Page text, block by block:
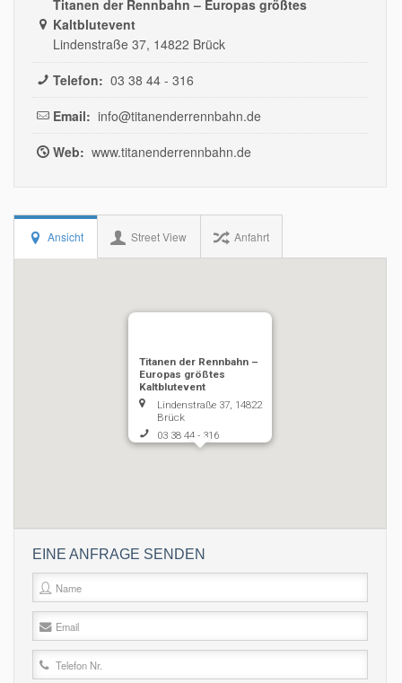
Titanen der Rennbahn – Europas größtes
Kaltblutevent
Lindenstraße 37, 14822 Brück
Telefon: 03 38 44 - 316
Email: info@titanenderrennbahn.de
Web: www.titanenderrennbahn.de
Ansicht Street View Anfahrt
Titanen der Rennbahn –
Europas größtes
Kaltblutevent
Lindenstraße 37, 14822
Brück
03 38 44 - 316
info@titanenderrennbahn.de
EINE ANFRAGE SENDEN